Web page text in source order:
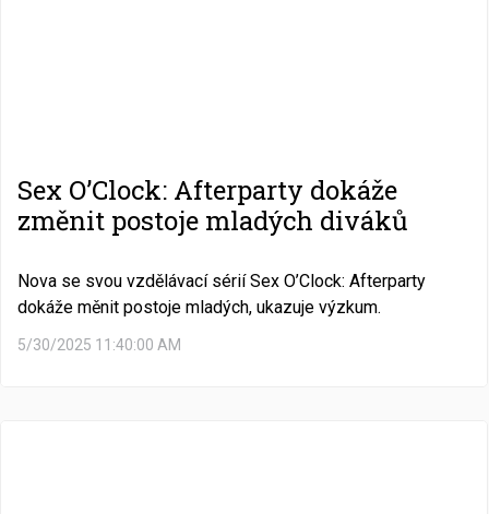
Sex O’Clock: Afterparty dokáže
změnit postoje mladých diváků
Nova se svou vzdělávací sérií Sex O’Clock: Afterparty
dokáže měnit postoje mladých, ukazuje výzkum.
5/30/2025 11:40:00 AM